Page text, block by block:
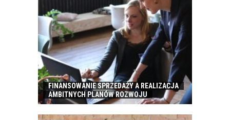
FINANSOWANIE SPRZEDAŻY A REALIZACJA
AMBITNYCH PLANÓW ROZWOJU